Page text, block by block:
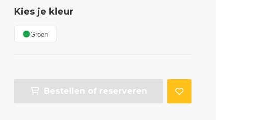
Kies je kleur
Groen
Bestellen of reserveren